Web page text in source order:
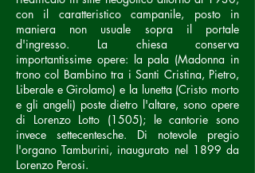
con il caratteristico campanile, posto in
maniera non usuale sopra il portale
d'ingresso. La chiesa conserva
importantissime opere: la pala (Madonna in
trono col Bambino tra i Santi Cristina, Pietro,
Liberale e Girolamo) e la lunetta (Cristo morto
e gli angeli) poste dietro l'altare, sono opere
di Lorenzo Lotto (1505); le cantorie sono
invece settecentesche. Di notevole pregio
l'organo Tamburini, inaugurato nel 1899 da
Lorenzo Perosi.